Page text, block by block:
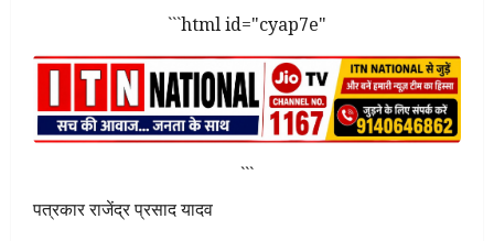
```html id="cyap7e"
```
पत्रकार राजेंद्र प्रसाद यादव